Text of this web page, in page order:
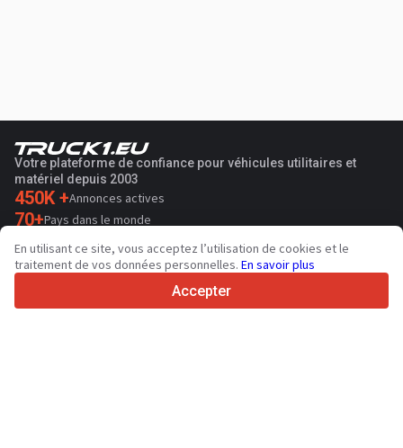
Votre plateforme de confiance pour véhicules utilitaires et
matériel depuis 2003
450K +Annonces actives
70+Pays dans le monde
36 Langues prises en charge
4.7/5
En utilisant ce site, vous acceptez l’utilisation de cookies et le
traitement de vos données personnelles. En savoir plus
Accepter